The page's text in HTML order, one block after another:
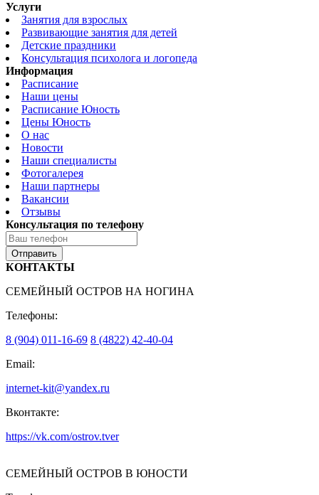
Услуги
Занятия для взрослых
Развивающие занятия для детей
Детские праздники
Консультация психолога и логопеда
Информация
Расписание
Наши цены
Расписание Юность
Цены Юность
О нас
Новости
Наши специалисты
Фотогалерея
Наши партнеры
Вакансии
Отзывы
Консультация по телефону
Отправить
КОНТАКТЫ
СЕМЕЙНЫЙ ОСТРОВ НА НОГИНА
Телефоны:
8 (904) 011-16-69 8 (4822) 42-40-04
Email:
internet-kit@yandex.ru
Вконтакте:
https://vk.com/ostrov.tver
СЕМЕЙНЫЙ ОСТРОВ В ЮНОСТИ